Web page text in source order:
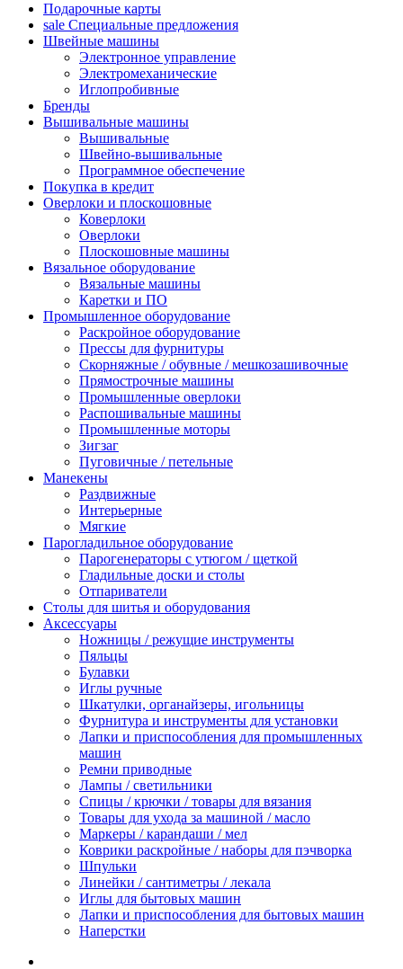
Подарочные карты
sale Специальные предложения
Швейные машины
Электронное управление
Электромеханические
Иглопробивные
Бренды
Вышивальные машины
Вышивальные
Швейно-вышивальные
Программное обеспечение
Покупка в кредит
Оверлоки и плоскошовные
Коверлоки
Оверлоки
Плоскошовные машины
Вязальное оборудование
Вязальные машины
Каретки и ПО
Промышленное оборудование
Раскройное оборудование
Прессы для фурнитуры
Скорняжные / обувные / мешкозашивочные
Прямострочные машины
Промышленные оверлоки
Распошивальные машины
Промышленные моторы
Зигзаг
Пуговичные / петельные
Манекены
Раздвижные
Интерьерные
Мягкие
Парогладильное оборудование
Парогенераторы с утюгом / щеткой
Гладильные доски и столы
Отпариватели
Столы для шитья и оборудования
Аксессуары
Ножницы / режущие инструменты
Пяльцы
Булавки
Иглы ручные
Шкатулки, органайзеры, игольницы
Фурнитура и инструменты для установки
Лапки и приспособления для промышленных
машин
Ремни приводные
Лампы / светильники
Спицы / крючки / товары для вязания
Товары для ухода за машиной / масло
Маркеры / карандаши / мел
Коврики раскройные / наборы для пэчворка
Шпульки
Линейки / сантиметры / лекала
Иглы для бытовых машин
Лапки и приспособления для бытовых машин
Наперстки